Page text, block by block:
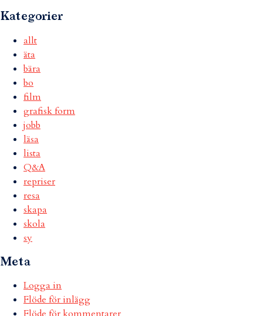
Kategorier
allt
äta
bära
bo
film
grafisk form
jobb
läsa
lista
Q&A
repriser
resa
skapa
skola
sy
Meta
Logga in
Flöde för inlägg